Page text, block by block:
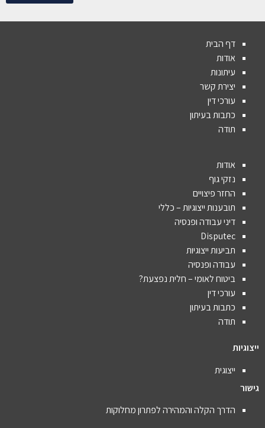
דף הבית
אודות
עיתונות
יצירת קשר
עורכי דין
כתבות בעיתון
תודה
אודות
נזקי גוף
החזר פיצויים
תובענות ייצוגיות – כללי
דיני עבודה ופנסיה
Disputec
תביעות ייצוגיות
עבודה ופנסיה
ביטוח לאומי – חלית נפצעת?
עורכי דין
כתבות בעיתון
תודה
ייצוגיות
ייצוגית
גישור
הדרך הקלה והמהירה לפתרון מחלוקות